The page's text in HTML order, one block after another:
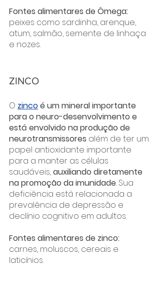
Fontes alimentares de Ômega:
peixes como sardinha, arenque,
atum, salmão, semente de linhaça
e nozes.
ZINCO
O zinco é um mineral importante
para o neuro-desenvolvimento e
está envolvido na produção de
neurotransmissores além de ter um
papel antioxidante importante
para a manter as células
saudáveis, auxiliando diretamente
na promoção da imunidade. Sua
deficiência está relacionada a
prevalência de depressão e
declínio cognitivo em adultos.
Fontes alimentares de zinco:
carnes, moluscos, cereais e
laticínios.